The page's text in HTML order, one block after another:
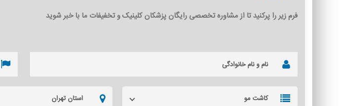
فرم زیر را پرکنید تا از مشاوره تخصصی رایگان پزشکان کلینیک و تخفیفات ما با خبر شوید
کاشت مو استان تهران